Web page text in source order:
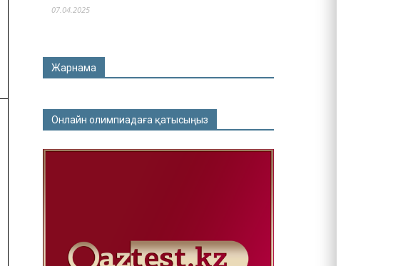
07.04.2025
Жарнама
Онлайн олимпиадаға қатысыңыз